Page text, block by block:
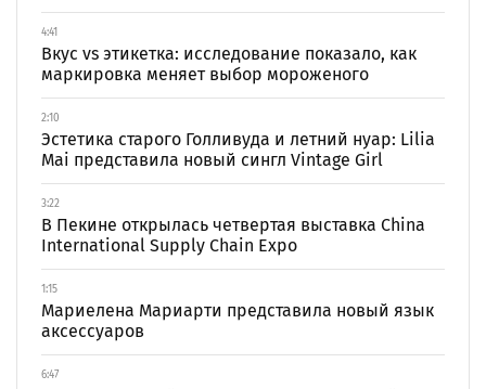
4:41
Вкус vs этикетка: исследование показало, как
маркировка меняет выбор мороженого
2:10
Эстетика старого Голливуда и летний нуар: Lilia
Mai представила новый сингл Vintage Girl
3:22
В Пекине открылась четвертая выставка China
International Supply Chain Expo
1:15
Мариелена Мариарти представила новый язык
аксессуаров
6:47